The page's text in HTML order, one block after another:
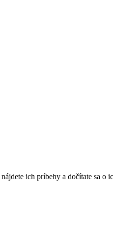
ich príbehy a dočítate sa o